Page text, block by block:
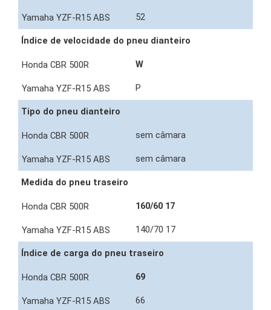
52
Índice de velocidade do pneu dianteiro
W
P
Tipo do pneu dianteiro
sem câmara
sem câmara
Medida do pneu traseiro
160/60 17
140/70 17
Índice de carga do pneu traseiro
69
66